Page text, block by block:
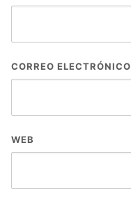
CORREO ELECTRÓNICO
WEB